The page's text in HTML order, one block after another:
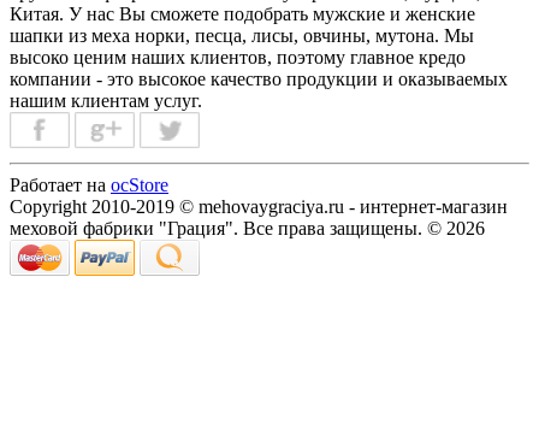
Китая. У нас Вы сможете подобрать мужские и женские
шапки из меха норки, песца, лисы, овчины, мутона. Мы
высоко ценим наших клиентов, поэтому главное кредо
компании - это высокое качество продукции и оказываемых
нашим клиентам услуг.
Работает на ocStore
Copyright 2010-2019 © mehovaygraciya.ru - интернет-магазин
меховой фабрики "Грация". Все права защищены. © 2026